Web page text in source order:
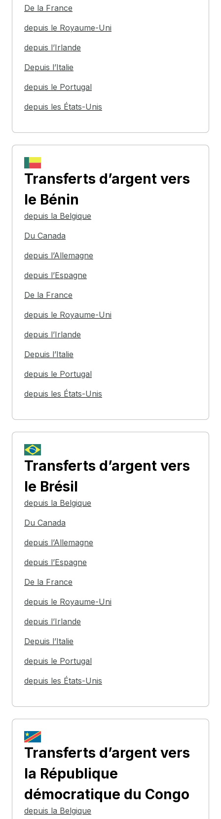
De la France
depuis le Royaume-Uni
depuis l’Irlande
Depuis l’Italie
depuis le Portugal
depuis les États-Unis
Transferts d’argent vers
le Bénin
depuis la Belgique
Du Canada
depuis l’Allemagne
depuis l’Espagne
De la France
depuis le Royaume-Uni
depuis l’Irlande
Depuis l’Italie
depuis le Portugal
depuis les États-Unis
Transferts d’argent vers
le Brésil
depuis la Belgique
Du Canada
depuis l’Allemagne
depuis l’Espagne
De la France
depuis le Royaume-Uni
depuis l’Irlande
Depuis l’Italie
depuis le Portugal
depuis les États-Unis
Transferts d’argent vers
la République
démocratique du Congo
depuis la Belgique